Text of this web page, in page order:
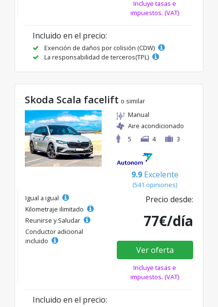
Incluye tasas e
impuestos. (VAT)
Incluido en el precio:
Exención de daños por colisión (CDW)
La responsabilidad de terceros(TPL)
Skoda Scala facelift o similar
Manual
Aire acondicionado
5
4 3
9.9 Excelente
(541 opiniones)
Igual a igual
Kilometraje ilimitado
Reunirse y Saludar
Conductor adicional
incluido
Precio desde:
77€/día
Ver oferta
Incluye tasas e
impuestos. (VAT)
Incluido en el precio: